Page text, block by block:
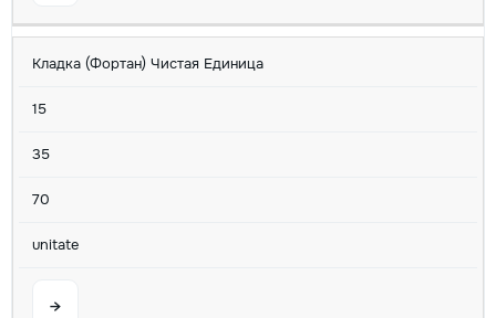
Кладка (Фортан) Чистая Единица
15
35
70
unitate
→